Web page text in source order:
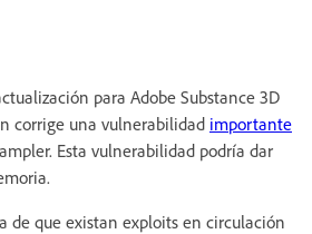
para Adobe Substance 3D
corrige una vulnerabilidad importante
Esta vulnerabilidad podría dar
de que existan exploits en circulación